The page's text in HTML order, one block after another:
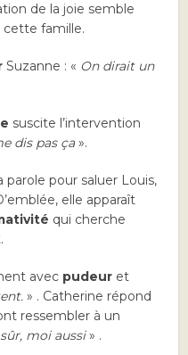
de la joie semble
cette famille.
Suzanne : « On dirait un
suscite l’intervention
dis pas ça».
parole pour saluer Louis,
elle apparaît
qui cherche
avec pudeur et
» . Catherine répond
ressembler à un
moi aussi» .